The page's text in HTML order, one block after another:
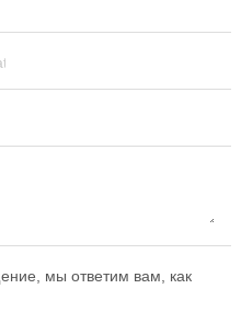
мы ответим вам, как